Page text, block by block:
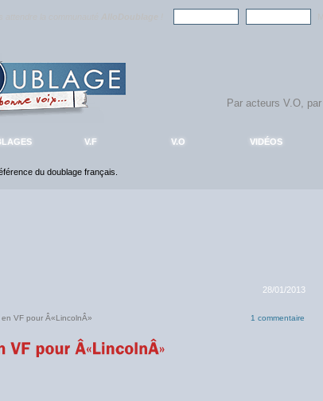
V.F V.O VIDÉOS
du doublage français.
28/01/2013
en VF pour Â«LincolnÂ» 1 commentaire